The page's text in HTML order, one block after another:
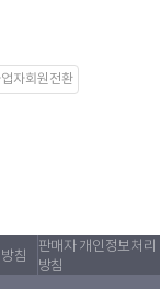
자회원전환
침
판매자 개인정보처리
방침